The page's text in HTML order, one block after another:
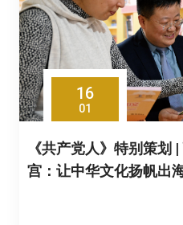
16
01
《共产党人》特别策划
宫：让中华文化扬帆出